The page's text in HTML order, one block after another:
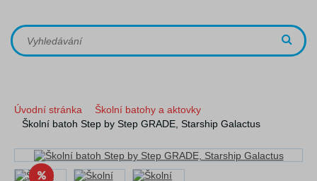
Úvodní stránka
Školní batohy a aktovky
Školní batoh Step by Step GRADE, Starship Galactus